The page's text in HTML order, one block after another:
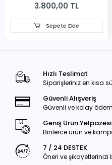
3.800,00 TL
Sepete Ekle
Hızlı Teslimat
Siparişleriniz en kısa
Güvenli Alışveriş
Güvenli ve kolay
Geniş Ürün Yelpazesi
Binlerce ürün ve
7 / 24 DESTEK
Öneri ve şikayetlerinizi